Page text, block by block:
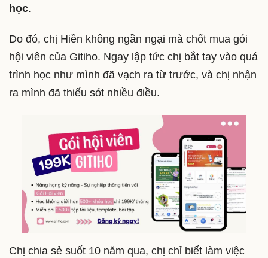
học.
Do đó, chị Hiền không ngần ngại mà chốt mua gói
hội viên của Gitiho. Ngay lập tức chị bắt tay vào quá
trình học như mình đã vạch ra từ trước, và chị nhận
ra mình đã thiếu sót nhiều điều.
Chị chia sẻ suốt 10 năm qua, chị chỉ biết làm việc